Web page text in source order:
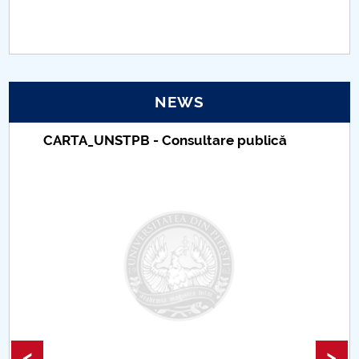
Personal data protection
IOSUD/CSUD – PhD studies
Comisie de etica unversitară
Accesibilitate pentru studenții cu dizabilități
NEWS
CARTA_UNSTPB - Consultare publică